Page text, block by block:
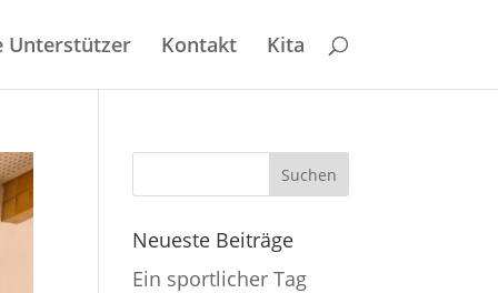
Unterstützer Kontakt Kita
Neueste Beiträge
Ein sportlicher Tag